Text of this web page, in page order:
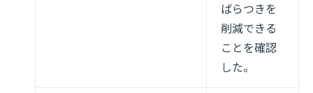
ばらつきを
削減できる
ことを確認
した。